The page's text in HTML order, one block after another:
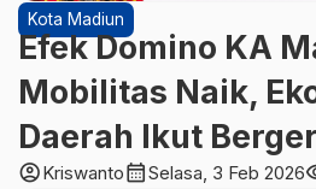
Kota Madiun
Efek Domino KA
Mobilitas Naik,
Daerah Ikut
account_circleKriswantocalendar_monthSelasa, 3 Feb 2026